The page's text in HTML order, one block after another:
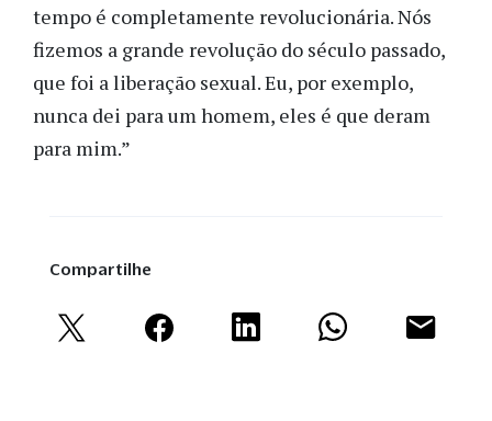
tempo é completamente revolucionária. Nós
fizemos a grande revolução do século passado,
que foi a liberação sexual. Eu, por exemplo,
nunca dei para um homem, eles é que deram
para mim.”
Compartilhe